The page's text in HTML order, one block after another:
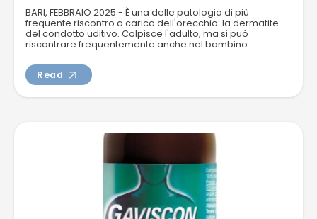
BARI, FEBBRAIO 2025 - È una delle patologia di più
frequente riscontro a carico dell'orecchio: la dermatite
del condotto uditivo. Colpisce l'adulto, ma si può
riscontrare frequentemente anche nel bambino....
Read